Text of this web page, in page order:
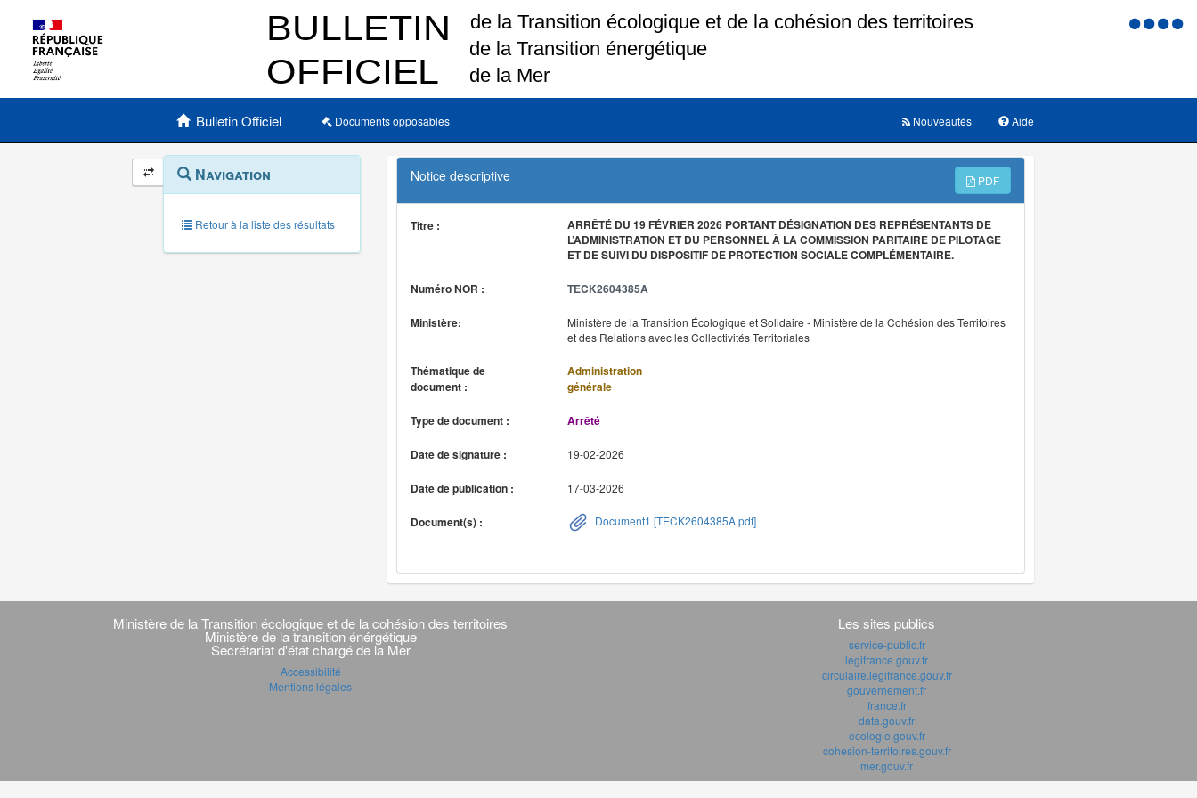
Menu
Menu principal
Bulletin Officiel Documents opposables Aide
Nouveautés
Navigation
et
outils
annexes
Menu
contextuel
Navigation
Retour à la liste des résultats
Notice descriptive PDF
Titre :
ARRÊTÉ DU 19 FÉVRIER 2026 PORTANT DÉSIGNATION DES REPRÉSENTANTS DE
L’ADMINISTRATION ET DU PERSONNEL À LA COMMISSION PARITAIRE DE PILOTAGE
ET DE SUIVI DU DISPOSITIF DE PROTECTION SOCIALE COMPLÉMENTAIRE.
Numéro NOR : TECK2604385A
Ministère:
Ministère de la Transition Écologique et Solidaire - Ministère de la Cohésion des Territoires
et des Relations avec les Collectivités Territoriales
Thématique de
document :
Administration
générale
Type de document : Arrêté
Date de signature : 19-02-2026
Date de publication : 17-03-2026
Document(s) : Document1 [TECK2604385A.pdf]
Navigation
transverseMinistère de la Transition écologique et de la cohésion des territoires
Ministère de la transition énérgétique
Secrétariat d'état chargé de la Mer
Accessibilité
Mentions légales
Les sites publics
service-public.fr
legifrance.gouv.fr
circulaire.legifrance.gouv.fr
gouvernement.fr
france.fr
data.gouv.fr
ecologie.gouv.fr
cohesion-territoires.gouv.fr
mer.gouv.fr